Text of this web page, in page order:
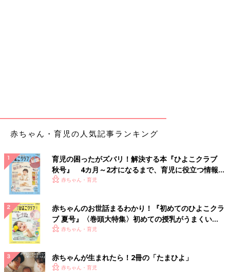
赤ちゃん・育児の人気記事ランキング
育児の困ったがズバリ！解決する本『ひよこクラブ
秋号』 4カ月～2才になるまで、育児に役立つ情報が
いっぱい！
赤ちゃん・育児
赤ちゃんのお世話まるわかり！『初めてのひよこクラ
ブ 夏号』〈巻頭大特集〉初めての授乳がうまくい
く！ おっぱい・ミルクの基本と夏のトラブル 解決テ
赤ちゃん・育児
赤ちゃんが生まれたら！2冊の「たまひよ」
赤ちゃん・育児